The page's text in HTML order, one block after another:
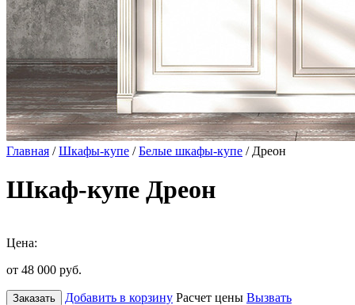
Главная /Шкафы-купе /Белые шкафы-купе / Дреон
Шкаф-купе Дреон
Цена:
от 48 000 руб.
Заказать Добавить в корзину Расчет цены Вызвать